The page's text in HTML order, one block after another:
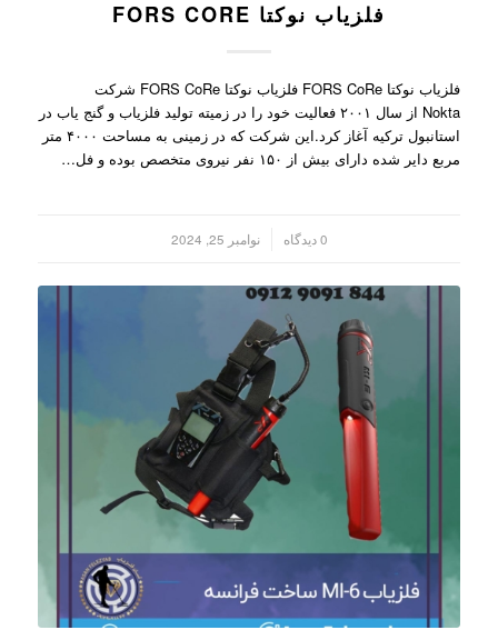
فلزیاب نوکتا FORS CORE
فلزیاب نوکتا FORS CoRe فلزیاب نوکتا FORS CoRe شرکت
Nokta از سال ۲۰۰۱ فعالیت خود را در زمیته تولید فلزیاب و گنج یاب در
استانبول ترکیه آغاز کرد.این شرکت که در زمینی به مساحت ۴۰۰۰ متر
مربع دایر شده دارای بیش از ۱۵۰ نفر نیروی متخصص بوده و فل…
0 دیدگاه نوامبر 25, 2024